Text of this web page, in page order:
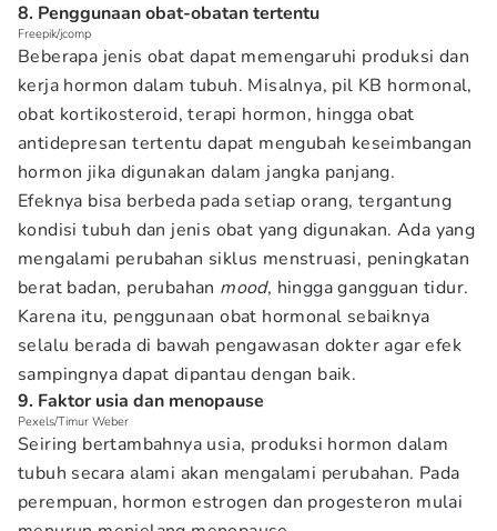
8. Penggunaan obat-obatan tertentu
Freepik/jcomp
Beberapa jenis obat dapat memengaruhi produksi dan
kerja hormon dalam tubuh. Misalnya, pil KB hormonal,
obat kortikosteroid, terapi hormon, hingga obat
antidepresan tertentu dapat mengubah keseimbangan
hormon jika digunakan dalam jangka panjang.
Efeknya bisa berbeda pada setiap orang, tergantung
kondisi tubuh dan jenis obat yang digunakan. Ada yang
mengalami perubahan siklus menstruasi, peningkatan
berat badan, perubahan mood, hingga gangguan tidur.
Karena itu, penggunaan obat hormonal sebaiknya
selalu berada di bawah pengawasan dokter agar efek
sampingnya dapat dipantau dengan baik.
9. Faktor usia dan menopause
Pexels/Timur Weber
Seiring bertambahnya usia, produksi hormon dalam
tubuh secara alami akan mengalami perubahan. Pada
perempuan, hormon estrogen dan progesteron mulai